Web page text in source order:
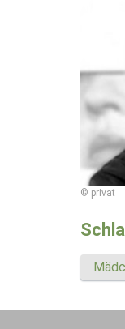
© privat